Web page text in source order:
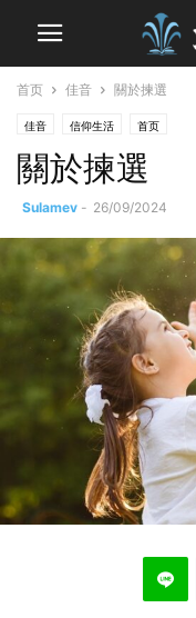
首页 佳音 關於揀選
佳音 信仰生活 首页
關於揀選
Sulamev - 26/09/2024